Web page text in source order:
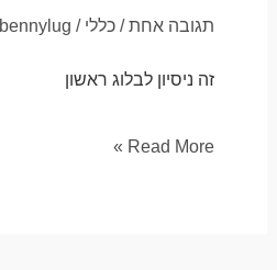
תגובה אחת / כללי /
bennylug
זה ניסיון לבלוג ראשון
Read More »